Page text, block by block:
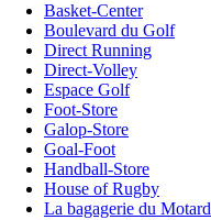
Basket-Center
Boulevard du Golf
Direct Running
Direct-Volley
Espace Golf
Foot-Store
Galop-Store
Goal-Foot
Handball-Store
House of Rugby
La bagagerie du Motard